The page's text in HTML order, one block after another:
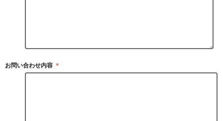
お問い合わせ内容 ＊